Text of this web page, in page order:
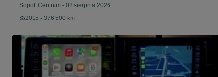
Sopot, Centrum - 02 sierpnia 2026
2015 - 376 500 km